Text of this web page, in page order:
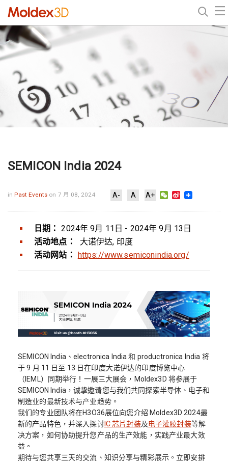
SEMICON India 2024
inPast Events on 7 月 08, 2024 A- A A+ WeChat
Sina
日期：
2024年 9月 11日 - 2024年 9月 13日
活动地点：
大诺伊达, 印度
活动网站： https://www.semiconindia.org/
SEMICON India、electronica India 和 productronica India 将
于 9 月 11 日至 13 日在印度大诺伊达的印度博览中心
（IEML）同期举行！一展三大展会，Moldex3D 将参展于
SEMICON India，诚挚邀请您与我们共同探索半导体、电子和
制造业的最新技术与产业趋势。
我们的专业团队将在H3O36展位向您介绍 Moldex3D 2024最
新的产品特色，并深入探讨IC 芯片封装及电子灌胶封装等解
决方案，如何协助提升您产品的生产效能，实践产业最大效
益。
期待与您共享三天的交流、知识分享与精彩展示。立即安排